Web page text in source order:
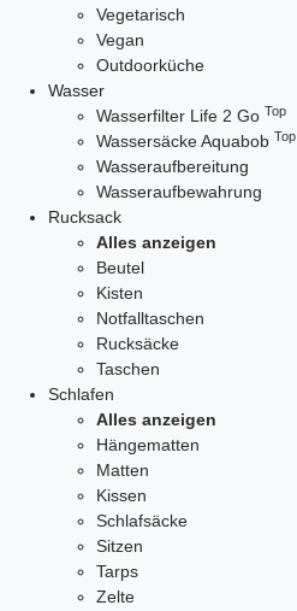
Vegetarisch
Vegan
Outdoorküche
Wasser
Wasserfilter Life 2 Go Top
Wassersäcke Aquabob Top
Wasseraufbereitung
Wasseraufbewahrung
Rucksack
Alles anzeigen
Beutel
Kisten
Notfalltaschen
Rucksäcke
Taschen
Schlafen
Alles anzeigen
Hängematten
Matten
Kissen
Schlafsäcke
Sitzen
Tarps
Zelte